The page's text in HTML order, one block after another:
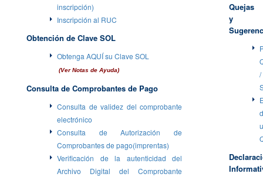
inscripción)
Inscripción al RUC
Obtención de Clave SOL
Obtenga AQUÍ su Clave SOL
(Ver Notas de Ayuda)
Consulta de Comprobantes de Pago
Consulta de validez del comprobante
electrónico
Consulta de Autorización de
Comprobantes de pago(imprentas)
Verificación de la autenticidad del
Archivo Digital del Comprobante
Quejas
y
/